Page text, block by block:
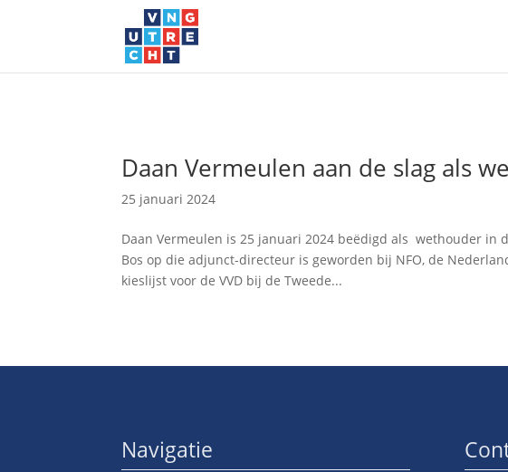
Daan Vermeulen aan de slag als
25 januari 2024
Daan Vermeulen is 25 januari 2024 beëdigd als wethouder in
Bos op die adjunct-directeur is geworden bij NFO, de
kieslijst voor de VVD bij de Tweede...
Navigatie